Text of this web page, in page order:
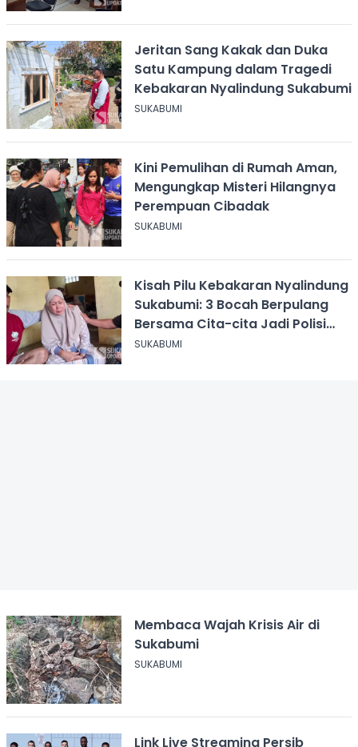
Jeritan Sang Kakak dan Duka
Satu Kampung dalam Tragedi
Kebakaran Nyalindung Sukabumi
SUKABUMI
Kini Pemulihan di Rumah Aman,
Mengungkap Misteri Hilangnya
Perempuan Cibadak
SUKABUMI
Kisah Pilu Kebakaran Nyalindung
Sukabumi: 3 Bocah Berpulang
Bersama Cita-cita Jadi Polisi
dan Guru
SUKABUMI
Membaca Wajah Krisis Air di
Sukabumi
SUKABUMI
Link Live Streaming Persib